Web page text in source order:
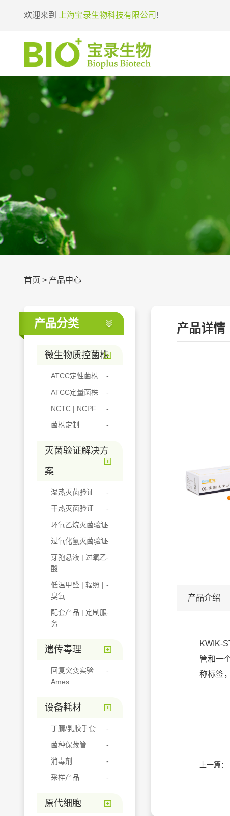
欢迎来到 上海宝录生物科技有限公司 !
首页 > 产品中心
产品分类
微生物质控菌株
ATCC定性菌株
ATCC定量菌株
NCTC | NCPF
菌株定制
灭菌验证解决方
案
湿热灭菌验证
干热灭菌验证
环氧乙烷灭菌验证
过氧化氢灭菌验证
芽孢悬液 | 过氧乙
酸
低温甲醛 | 辐照 |
臭氧
配套产品 | 定制服
务
遗传毒理
回复突变实验
Ames
设备耗材
丁腈/乳胶手套
菌种保藏管
消毒剂
采样产品
原代细胞
产品详情
产品介绍
KWIK-
管和一
称标签
上一篇：